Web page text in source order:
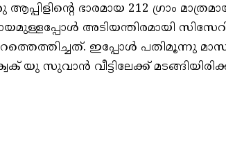
ആപ്പിളിന്റെ ഭാരമായ 212 ഗ്രാം
അടിയന്തിരമായി
ഇപ്പോൾ പതിമൂന്നു
യു സുവാൻ വീട്ടിലേക്ക്